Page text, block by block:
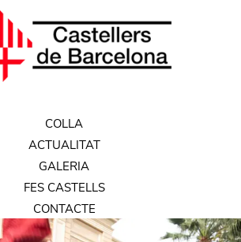
COLLA
ACTUALITAT
GALERIA
FES CASTELLS
CONTACTE